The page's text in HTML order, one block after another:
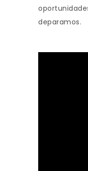
deparamos.